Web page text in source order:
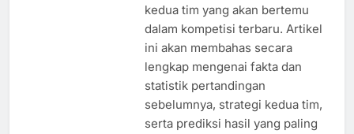
kedua tim yang akan bertemu
dalam kompetisi terbaru. Artikel
ini akan membahas secara
lengkap mengenai fakta dan
statistik pertandingan
sebelumnya, strategi kedua tim,
serta prediksi hasil yang paling